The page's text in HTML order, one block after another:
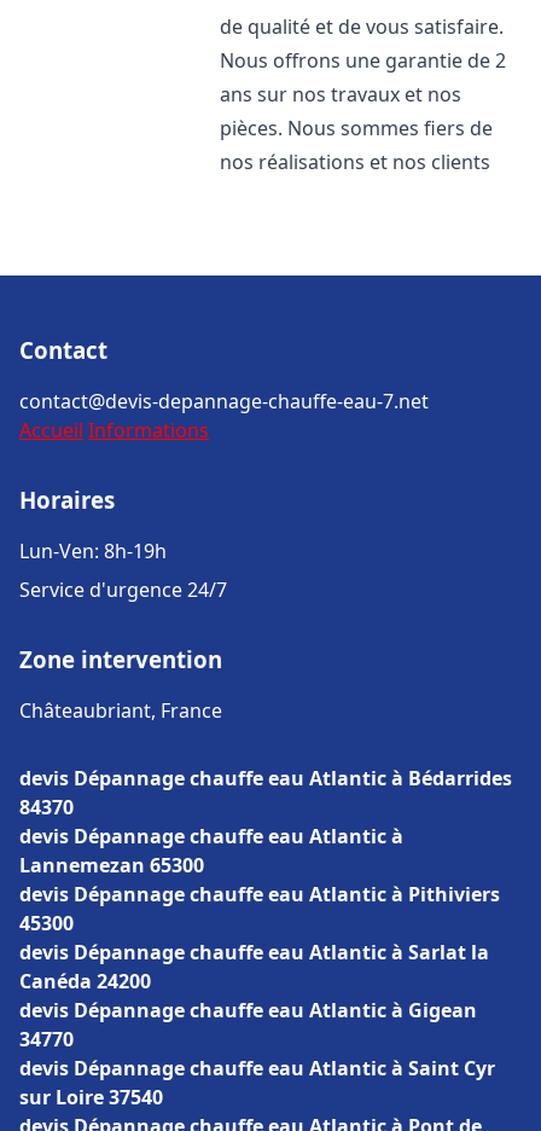
de qualité et de vous satisfaire.
Nous offrons une garantie de 2
ans sur nos travaux et nos
pièces. Nous sommes fiers de
nos réalisations et nos clients
Contact
contact@devis-depannage-chauffe-eau-7.net
Accueil Informations
Horaires
Lun-Ven: 8h-19h
Service d'urgence 24/7
Zone intervention
Châteaubriant, France
devis Dépannage chauffe eau Atlantic à Bédarrides
84370
devis Dépannage chauffe eau Atlantic à
Lannemezan 65300
devis Dépannage chauffe eau Atlantic à Pithiviers
45300
devis Dépannage chauffe eau Atlantic à Sarlat la
Canéda 24200
devis Dépannage chauffe eau Atlantic à Gigean
34770
devis Dépannage chauffe eau Atlantic à Saint Cyr
sur Loire 37540